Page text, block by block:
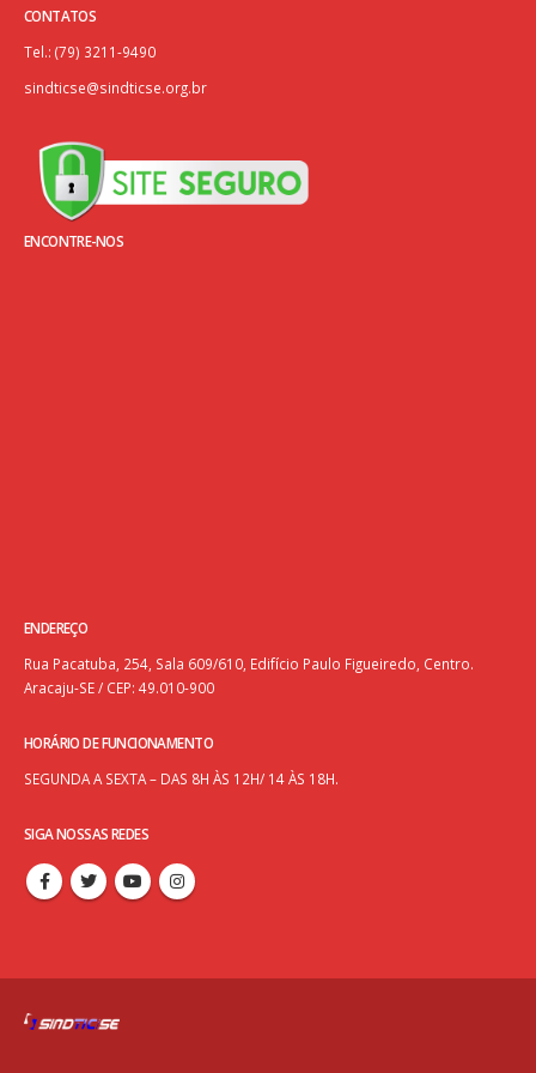
CONTATOS
Tel.: (79) 3211-9490
sindticse@sindticse.org.br
ENCONTRE-NOS
ENDEREÇO
Rua Pacatuba, 254, Sala 609/610, Edifício Paulo Figueiredo, Centro.
Aracaju-SE / CEP: 49.010-900
HORÁRIO DE FUNCIONAMENTO
SEGUNDA A SEXTA – DAS 8H ÀS 12H/ 14 ÀS 18H.
SIGA NOSSAS REDES